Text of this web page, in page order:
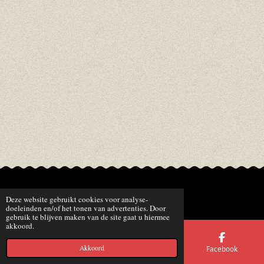
Deze website gebruikt cookies voor analyse-
doeleinden en/of het tonen van advertenties. Door
gebruik te blijven maken van de site gaat u hiermee
akkoord.
Akkoord
© 2016 - 2026 Smokeylicious.nl
Facebook